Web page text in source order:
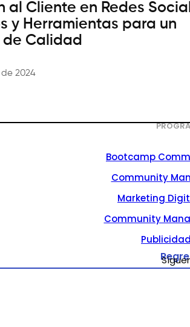
Bootcamp
Community
Marketing
Community
al Cliente en Redes
y Herramientas para un
de Calidad
2024